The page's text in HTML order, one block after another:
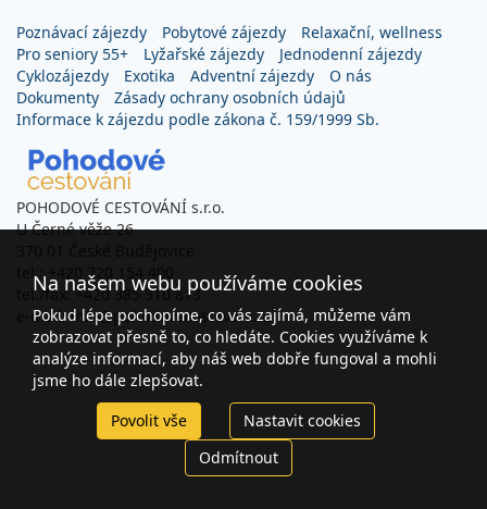
Poznávací zájezdy Pobytové zájezdy
Relaxační, wellness
Pro seniory 55+
Lyžařské zájezdy
Jednodenní zájezdy
Cyklozájezdy
Exotika Adventní zájezdy
O nás
Dokumenty
Zásady ochrany osobních údajů
Informace k zájezdu podle zákona č. 159/1999 Sb.
POHODOVÉ CESTOVÁNÍ s.r.o.
U Černé věže 26
tel.: +420 720 154 400
tel./fax: +420 385 310 813
e-mail: info@pohodovecestovani.cz
Na našem webu používáme cookies
Pokud lépe pochopíme, co vás zajímá, můžeme vám
zobrazovat přesně to, co hledáte. Cookies využíváme k
analýze informací, aby náš web dobře fungoval a mohli
jsme ho dále zlepšovat.
Povolit vše
Nastavit cookies
Odmítnout